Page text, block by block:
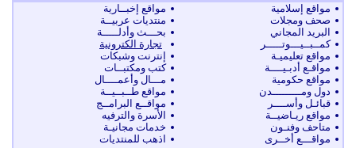
مواقع إسلامية
صحف ومجلات
البريد المجاني
كمــبــيـــوتـــــر
مواقع تعليميـة
مواقـع أدبـيــــة
مواقع حكومية
دول ومـــــــــدن
قبائـل وأســــر
مواقع ريـاضيــة
متاحف وفنـون
مواقـــع أخــرى
مواقع إخبــارية
منتديات عربيــة
بحـــث وأدلـــــة
تجارة الكترونية
إنترنت وشبكات
كتب ومكتبــات
مـــال وأعمــــال
مواقع طــبــيــة
مواقــع البرامــج
الأسرة والترفيه
خدمات مجانيـة
اذهب للمنتديات